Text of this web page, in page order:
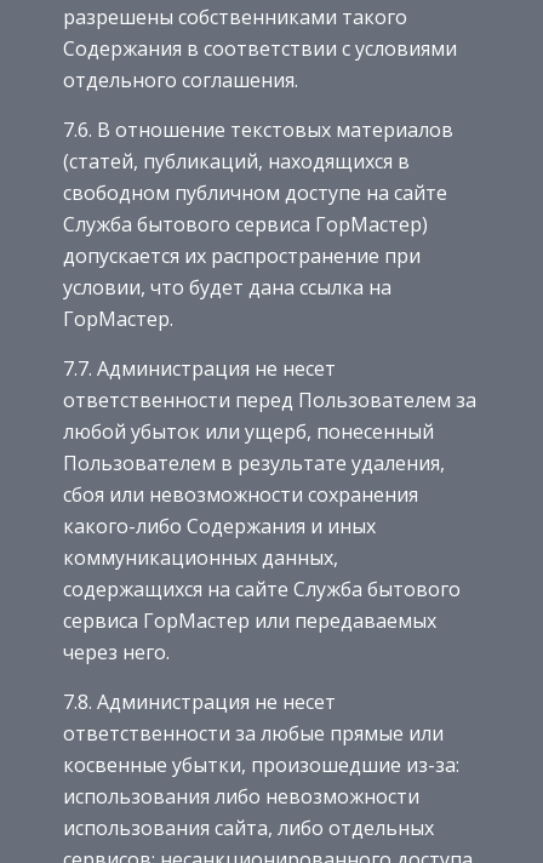
разрешены собственниками такого
Содержания в соответствии с условиями
отдельного соглашения.
7.6. В отношение текстовых материалов
(статей, публикаций, находящихся в
свободном публичном доступе на сайте
Служба бытового сервиса ГорМастер)
допускается их распространение при
условии, что будет дана ссылка на
ГорМастер.
7.7. Администрация не несет
ответственности перед Пользователем за
любой убыток или ущерб, понесенный
Пользователем в результате удаления,
сбоя или невозможности сохранения
какого-либо Содержания и иных
коммуникационных данных,
содержащихся на сайте Служба бытового
сервиса ГорМастер или передаваемых
через него.
7.8. Администрация не несет
ответственности за любые прямые или
косвенные убытки, произошедшие из-за:
использования либо невозможности
использования сайта, либо отдельных